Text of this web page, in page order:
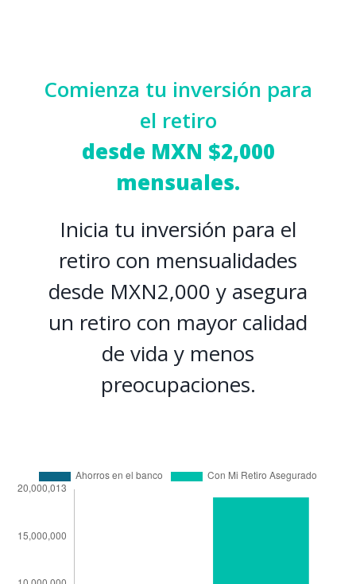
Comienza tu inversión para
el retiro
desde MXN $2,000
mensuales.
Inicia tu inversión para el
retiro con mensualidades
desde MXN2,000 y asegura
un retiro con mayor calidad
de vida y menos
preocupaciones.